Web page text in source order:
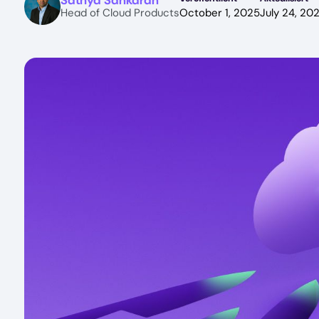
Head of Cloud ProductsOctober 1, 2025July 24,